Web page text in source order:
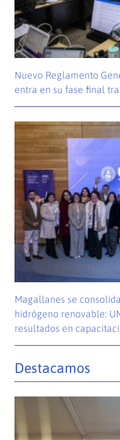
Nuevo Reglamento
entra en su fase final
Magallanes se
hidrógeno renovable:
resultados en
Destacamos